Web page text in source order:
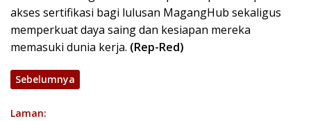
akses sertifikasi bagi lulusan MagangHub sekaligus
memperkuat daya saing dan kesiapan mereka
memasuki dunia kerja. (Rep-Red)
Sebelumnya
Laman: